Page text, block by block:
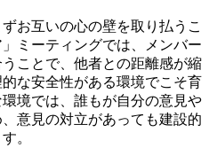
お互いの心の壁を取り払うこ
ミーティングでは、メンバー
ことで、他者との距離感が縮
な安全性がある環境でこそ育
境では、誰もが自分の意見や
意見の対立があっても建設的
。